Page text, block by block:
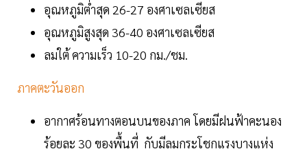
อุณหภูมิต่ำสุด 26-27 องศาเซลเซียส
อุณหภูมิสูงสุด 36-40 องศาเซลเซียส
ลมใต้ ความเร็ว 10-20 กม./ชม.
ภาคตะวันออก
อากาศร้อนทางตอนบนของภาค โดยมีฝนฟ้าคะนอง
ร้อยละ 30 ของพื้นที่ กับมีลมกระโชกแรงบางแห่ง